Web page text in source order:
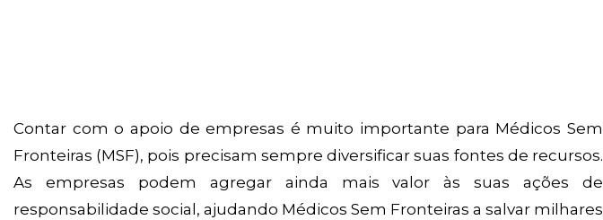
Contar com o apoio de empresas é muito importante para Médicos Sem
Fronteiras (MSF), pois precisam sempre diversificar suas fontes de recursos.
As empresas podem agregar ainda mais valor às suas ações de
responsabilidade social, ajudando Médicos Sem Fronteiras a salvar milhares